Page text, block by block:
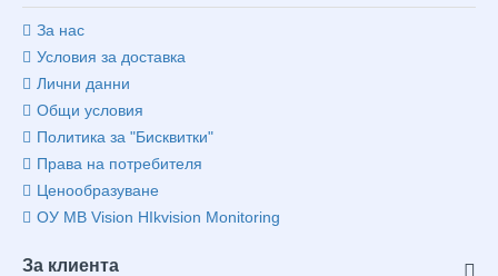
За нас
Условия за доставка
Лични данни
Общи условия
Политика за "Бисквитки"
Права на потребителя
Ценообразуване
ОУ MB Vision HIkvision Monitoring
За клиента